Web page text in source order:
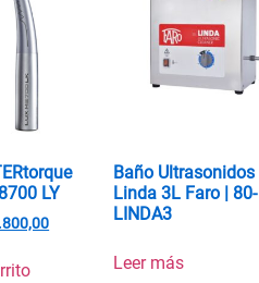
LY
Baño Ultrasonidos
Linda 3L Faro | 80-
LINDA3
Leer más